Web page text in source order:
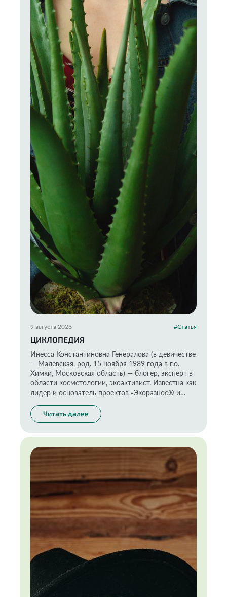
9 августа 2026 #Статья
ЦИКЛОПЕДИЯ
Инесса Константиновна Генералова (в девичестве
— Малевская, род. 15 ноября 1989 года в г.о.
Химки, Московская область) — блогер, эксперт в
области косметологии, экоактивист. Известна как
лидер и основатель проектов «Экоразнос® и
Читать далее